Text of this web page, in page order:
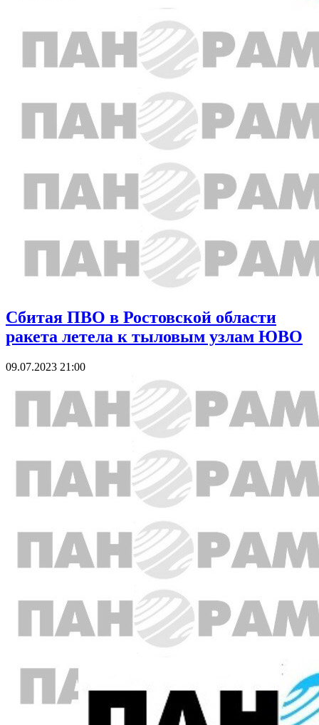
Сбитая ПВО в Ростовской области
ракета летела к тыловым узлам ЮВО
09.07.2023 21:00